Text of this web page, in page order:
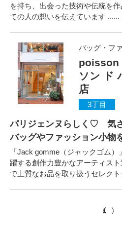
を持ち、出会った技術や伝統を
ての人の想いを伝えています ......
バッグ・フ
poisson
ソン ド
店
3丁目
パリジェンヌらしく♡ 気
バッグやファッション小物
「Jack gomme（ジャックゴム
躍する創作力豊かなアーティス
で上質なお品を取り扱うセレク
1